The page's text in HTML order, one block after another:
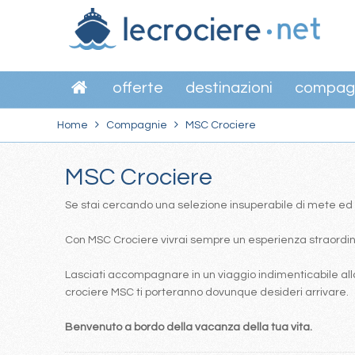
offerte destinazioni
Home Compagnie MSC Crociere
MSC Crociere
Se stai cercando una selezione insuperabile di mete
Con MSC Crociere vivrai sempre un esperienza
Lasciati accompagnare in un viaggio indimenticabile
crociere MSC ti porteranno dovunque desideri arrivare.
Benvenuto a bordo della vacanza della tua vita.